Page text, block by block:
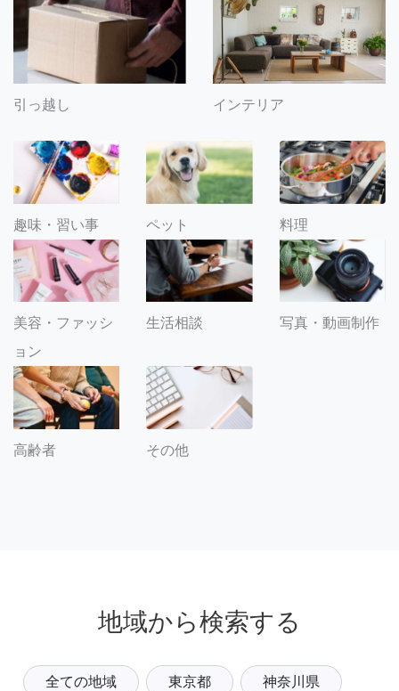
引っ越し インテリア
趣味・習い事 ペット 料理
美容・ファッシ
ョン
生活相談 写真・動画制作
高齢者 その他
地域から検索する
全ての地域 東京都 神奈川県